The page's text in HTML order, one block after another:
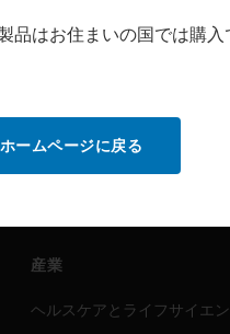
プロダクティビティ
プロダクティビティ
産業
ヘルスケアとライフサイエン
品はお住まいの国では購
ホームページに戻る